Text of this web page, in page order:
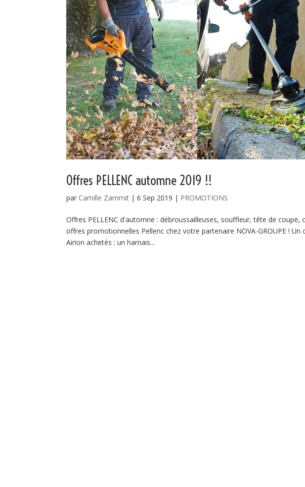
Offres PELLENC automne 2019 !!
par Camille Zammit |6 Sep 2019 | PROMOTIONS
Offres PELLENC d'automne : débroussailleuses, souffleur, tête de
offres promotionnelles Pellenc chez votre partenaire NOVA-GROUPE !
Airion achetés : un harnais...